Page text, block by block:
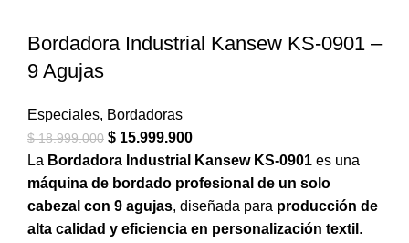
Bordadora Industrial Kansew KS-0901 –
9 Agujas
Especiales, Bordadoras
$18.999.000 $ 15.999.900
La Bordadora Industrial Kansew KS-0901 es una
máquina de bordado profesional de un solo
cabezal con 9 agujas, diseñada para producción de
alta calidad y eficiencia en personalización textil .